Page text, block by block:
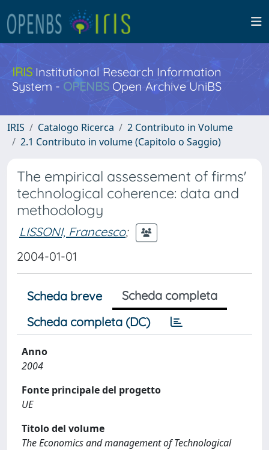
IRISInstitutional Research Information
System - OPENBS Open Archive UniBS
IRIS Catalogo Ricerca
2 Contributo in Volume
2.1 Contributo in volume (Capitolo o Saggio)
The empirical assessement of firms'
technological coherence: data and
methodology
LISSONI, Francesco;
2004-01-01
Scheda breve
Scheda completa
Scheda completa (DC)
Anno
2004
Fonte principale del progetto
UE
Titolo del volume
The Economics and management of Technological